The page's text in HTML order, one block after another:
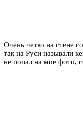
Очень четко на стене
так на Руси называли
не попал на мое фото,